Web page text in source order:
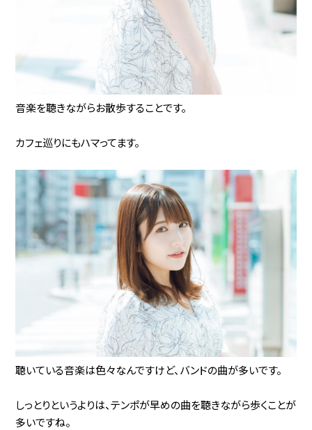
音楽を聴きながらお散歩することです。
カフェ巡りにもハマってます。
聴いている音楽は色々なんですけど、バンドの曲が多いです。
しっとりというよりは、テンポが早めの曲を聴きながら歩くことが
多いですね。